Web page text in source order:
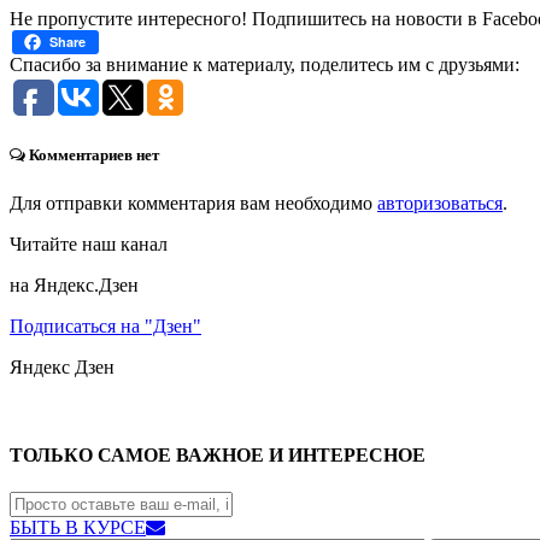
Не пропустите интересного! Подпишитесь на новости в
Share
Спасибо за внимание к материалу, поделитесь им с друзьями:
Комментариев нет
Для отправки комментария вам необходимо авторизоваться.
Читайте наш канал
на Яндекс.Дзен
Подписаться на "Дзен"
Яндекс Дзен
ТОЛЬКО САМОЕ ВАЖНОЕ И ИНТЕРЕСНОЕ
БЫТЬ В КУРСЕ